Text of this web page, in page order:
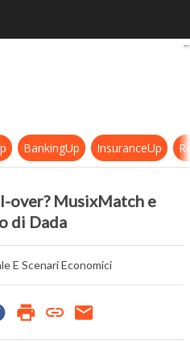
cosa significa spill-over?
BankingUp InsuranceUp
over? MusixMatch e
di Dada
E Scenari Economici